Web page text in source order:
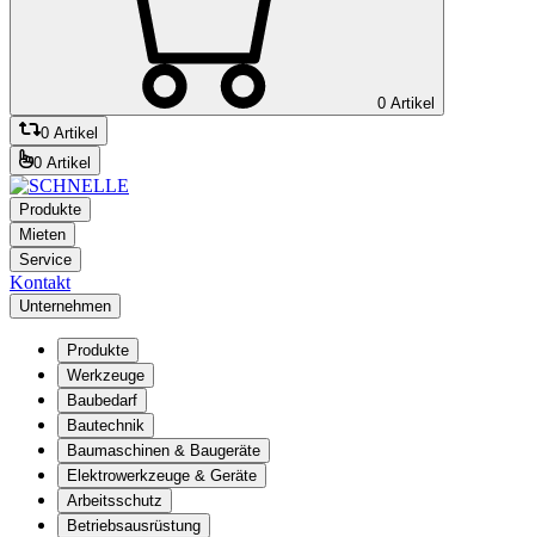
0 Artikel
0 Artikel
0 Artikel
Produkte
Mieten
Service
Kontakt
Unternehmen
Produkte
Werkzeuge
Baubedarf
Bautechnik
Baumaschinen & Baugeräte
Elektrowerkzeuge & Geräte
Arbeitsschutz
Betriebsausrüstung